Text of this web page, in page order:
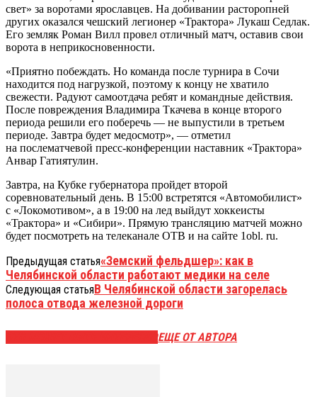
свет» за воротами ярославцев. На добивании расторопней
других оказался чешский легионер «Трактора» Лукаш Седлак.
Его земляк Роман Вилл провел отличный матч, оставив свои
ворота в неприкосновенности.
«Приятно побеждать. Но команда после турнира в Сочи
находится под нагрузкой, поэтому к концу не хватило
свежести. Радуют самоотдача ребят и командные действия.
После повреждения Владимира Ткачева в конце второго
периода решили его поберечь — не выпустили в третьем
периоде. Завтра будет медосмотр», — отметил
на послематчевой пресс-конференции наставник «Трактора»
Анвар Гатиятулин.
Завтра, на Кубке губернатора пройдет второй
соревновательный день. В 15:00 встретятся «Автомобилист»
с «Локомотивом», а в 19:00 на лед выйдут хоккеисты
«Трактора» и «Сибири». Прямую трансляцию матчей можно
будет посмотреть на телеканале ОТВ и на сайте 1obl. ru.
Предыдущая статья«Земский фельдшер»: как в
Челябинской области работают медики на селе
Следующая статьяВ Челябинской области загорелась
полоса отвода железной дороги
ЕЩЕ ОТ АВТОРА